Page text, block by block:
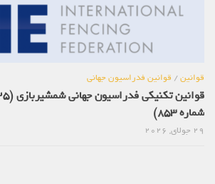
قوانین/ قوانین فدراسیون جهانی
شماره 853)
29 جولای, 2026